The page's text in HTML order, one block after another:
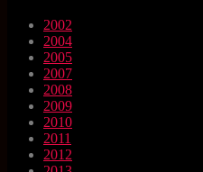
2002
2004
2005
2007
2008
2009
2010
2011
2012